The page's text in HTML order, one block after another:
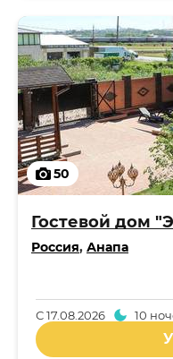
50
Гостевой дом
Россия, Анапа
С17.08.2026 10